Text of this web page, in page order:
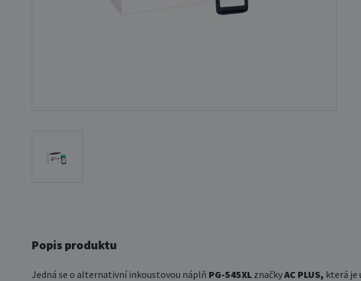
Popis produktu
Jedná se o alternativní inkoustovou náplň PG-545XL značkyAC PLUS, která je